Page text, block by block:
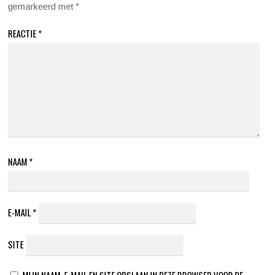
gemarkeerd met*
REACTIE*
NAAM *
E-MAIL*
SITE